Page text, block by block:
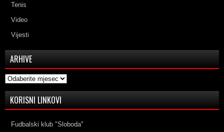
Tenis
Video
Vijesti
ARHIVE
Arhive
KORISNI LINKOVI
Fudbalski klub "Sloboda"